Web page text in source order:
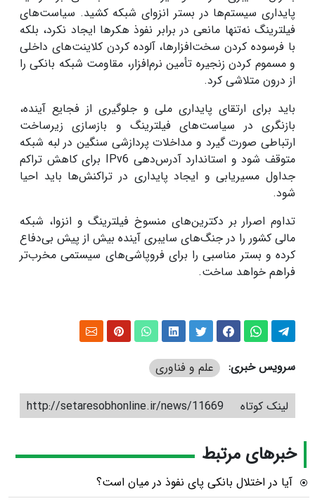
پایداری سیستم‌ها در بستر انزوای شبکه کشید. سیاست‌های
فیلترینگ نه‌تنها مانعی در برابر نفوذ هکرها ایجاد نکرد، بلکه
با فرسوده کردن سخت‌افزارها، آلوده کردن کلاینت‌های داخلی
و مسموم کردن زنجیره تأمین نرم‌افزار، مقاومت شبکه بانکی را
از درون متلاشی کرد.
باید برای ارتقای پایداری ملی و جلوگیری از فجایع آینده،
بازنگری در سیاست‌های فیلترینگ و بازسازی زیرساخت
ارتباطی صورت گیرد و مداخلات پردازشی سنگین در لبه شبکه
متوقف شود و استاندارد آدرس‌دهی IPv6 برای کاهش تراکم
جداول مسیریابی و ایجاد پایداری در تراکنش‌ها باید احیا
شود.
تداوم اصرار بر دکترین‌های منسوخ فیلترینگ و انزوا، شبکه
مالی کشور را در جنگ‌های سایبری آینده بیش از پیش بی‌دفاع
کرده و بستر مناسبی را برای فروپاشی‌های سیستمی مخرب‌تر
فراهم خواهد ساخت.
سرویس خبری: علم و فناوری
لینک کوتاه http://setaresobhonline.ir/news/11669
خبرهای مرتبط
آیا در اختلال بانکی پای نفوذ در میان است؟